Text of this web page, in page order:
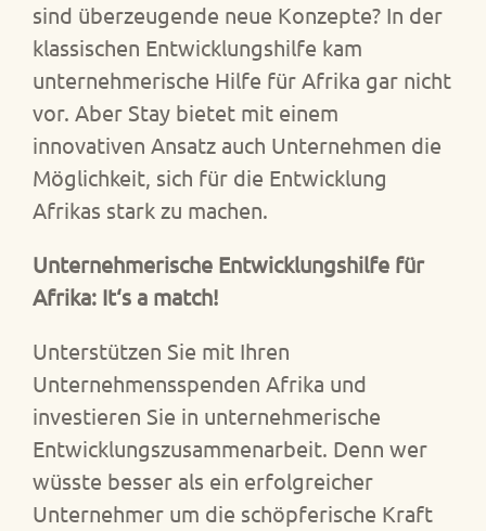
sind überzeugende neue Konzepte? In der
klassischen Entwicklungshilfe kam
unternehmerische Hilfe für Afrika gar nicht
vor. Aber Stay bietet mit einem
innovativen Ansatz auch Unternehmen die
Möglichkeit, sich für die Entwicklung
Afrikas stark zu machen.
Unternehmerische Entwicklungshilfe für
Afrika: It‘s a match!
Unterstützen Sie mit Ihren
Unternehmensspenden Afrika und
investieren Sie in unternehmerische
Entwicklungszusammenarbeit. Denn wer
wüsste besser als ein erfolgreicher
Unternehmer um die schöpferische Kraft